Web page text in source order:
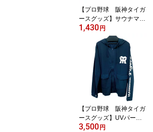
【プロ野球 阪神タイガ
ースグッズ】サウナマッ
ト（巾着付）
1,430円
【プロ野球 阪神タイガ
ースグッズ】UVパーカ
ー
3,500円